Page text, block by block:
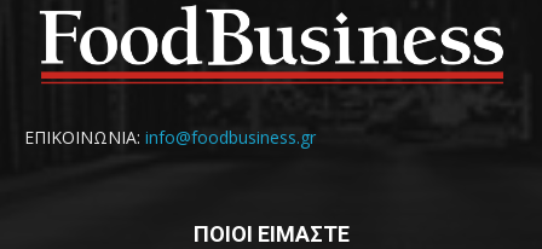
ΕΠΙΚΟΙΝΩΝΙΑ: info@foodbusiness.gr
ΠΟΙΟΙ ΕΙΜΑΣΤΕ